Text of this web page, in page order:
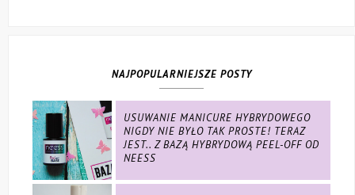
NAJPOPULARNIEJSZE POSTY
USUWANIE MANICURE HYBRYDOWEGO
NIGDY NIE BYŁO TAK PROSTE! TERAZ
JEST.. Z BAZĄ HYBRYDOWĄ PEEL-OFF OD
NEESS